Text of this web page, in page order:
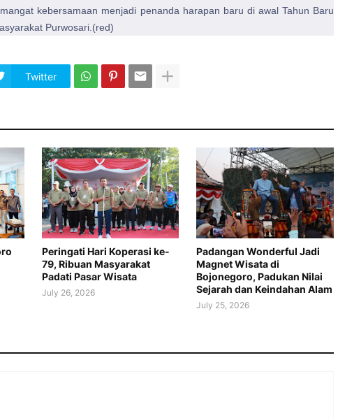
kebersamaan menjadi penanda harapan baru di awal Tahun Baru
Purwosari.(red)
Twitter
Peringati Hari Koperasi ke-
79, Ribuan Masyarakat
Padati Pasar Wisata
July 26, 2026
Padangan Wonderful Jadi
Magnet Wisata di
Bojonegoro, Padukan Nilai
Sejarah dan Keindahan Alam
July 25, 2026